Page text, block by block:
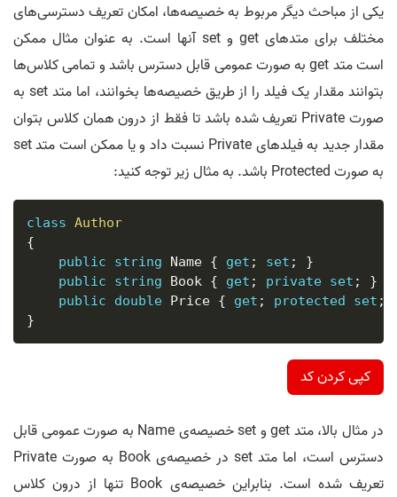
یکی از مباحث دیگر مربوط به خصیصه‌ها، امکان تعریف دسترسی‌های
مختلف برای متدهای get و set آنها است. به عنوان مثال ممکن
است متد get به صورت عمومی قابل دسترس باشد و تمامی کلاس‌ها
بتوانند مقدار یک فیلد را از طریق خصیصه‌ها بخوانند، اما متد set به
صورت Private تعریف شده باشد تا فقط از درون همان کلاس بتوان
مقدار جدید به فیلدهای Private نسبت داد و یا ممکن است متد set
به صورت Protected باشد. به مثال زیر توجه کنید:
class Author
{
public
string Name { get ; set ;
}
public
string Book { get ; private set ;
}
public
double Price { get ; protected set ;
}
کپی کردن کد
در مثال بالا، متد get و set خصیصه‌ی Name به صورت عمومی قابل
دسترس است، اما متد set در خصیصه‌ی Book به صورت Private
تعریف شده است. بنابراین خصیصه‌ی Book تنها از درون کلاس